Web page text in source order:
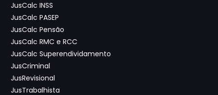
JusCalc INSS
JusCalc PASEP
JusCalc Pensão
JusCalc RMC e RCC
JusCalc Superendividamento
JusCriminal
JusRevisional
JusTrabalhista